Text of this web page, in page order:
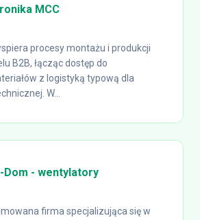
MCC
procesy montażu i produkcji
B2B, łącząc dostęp do
z logistyką typową dla
W...
Dom - wentylatory
firma specjalizująca się w